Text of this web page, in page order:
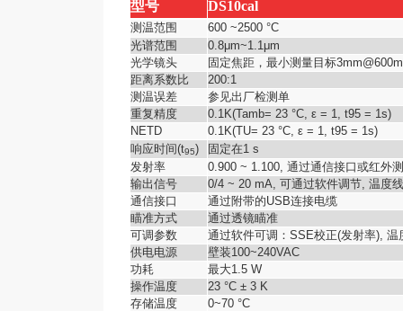
型号 DS10cal
测温范围
600 ~2500 °C
光谱范围
0.8μm~1.1μm
光学镜头
固定焦距，最小测量目标
距离系数比
200:1
测温误差
参见出厂检测单
重复精度
0.1K(Tamb= 23 °C, ε = 1, t95 = 1s)
NETD
0.1K(TU= 23 °C, ε = 1, t95 = 1s)
响应时间(t95)
固定在1 s
发射率
0.900 ~ 1.100, 通过通信接口或红外
输出信号
0/4 ~ 20 mA, 可通过软件调节, 温度
通信接口
通过附带的USB连接电缆
瞄准方式
通过透镜瞄准
可调参数
通过软件可调：SSE校正(发射率), 温
供电电源
壁装100~240VAC
功耗
最大1.5 W
操作温度
23 °C ± 3 K
存储温度
0~70 °C